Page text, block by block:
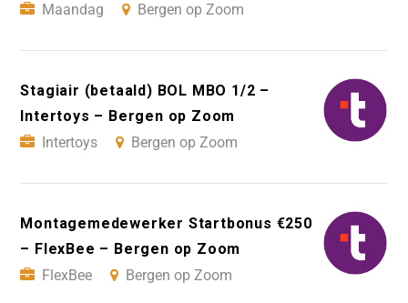
Maandag
Bergen op Zoom
Stagiair (betaald) BOL MBO 1/2 –
Intertoys – Bergen op Zoom
Intertoys
Bergen op Zoom
Montagemedewerker Startbonus €250
– FlexBee – Bergen op Zoom
FlexBee
Bergen op Zoom